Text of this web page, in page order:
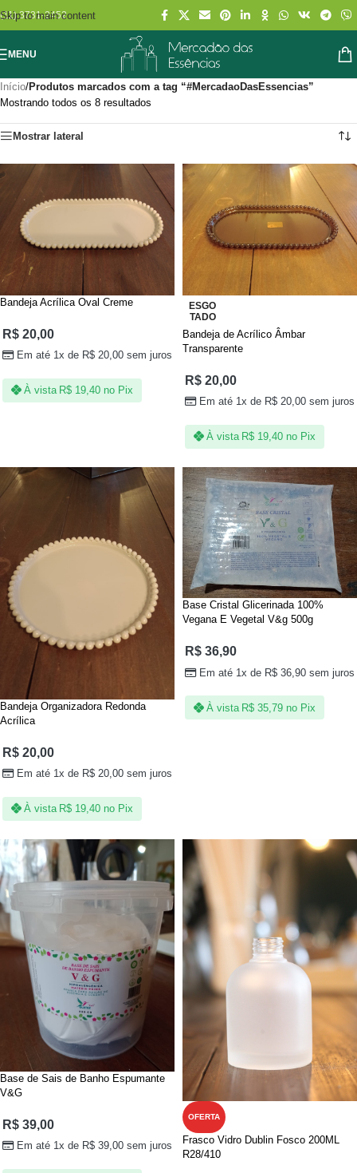
Skip to main content
(11) 3731-2452
MENU
Início/Produtos marcados com a tag “#MercadaoDasEssencias”
Mostrando todos os 8 resultados
Mostrar lateral
Bandeja Acrílica Oval Creme
R$20,00
Em até 1x de R$ 20,00 sem juros
À vista R$ 19,40 no Pix
ESGO
TADO
Bandeja de Acrílico Âmbar
Transparente
R$20,00
Em até 1x de R$ 20,00 sem juros
À vista R$ 19,40 no Pix
Bandeja Organizadora Redonda
Acrílica
R$20,00
Em até 1x de R$ 20,00 sem juros
À vista R$ 19,40 no Pix
Base Cristal Glicerinada 100%
Vegana E Vegetal V&g 500g
R$36,90
Em até 1x de R$ 36,90 sem juros
À vista R$ 35,79 no Pix
Base de Sais de Banho Espumante
V&G
R$39,00
Em até 1x de R$ 39,00 sem juros
OFERTA
Frasco Vidro Dublin Fosco 200ML
R28/410